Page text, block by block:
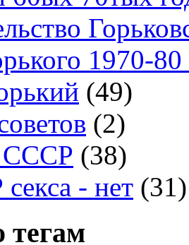
1970-80
(49)
(2)
СССР (38)
- нет (31)
тегам